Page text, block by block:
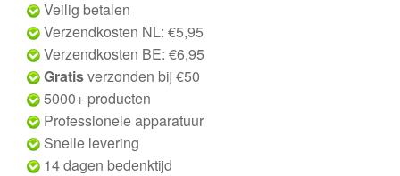
Veilig betalen
Verzendkosten NL: €5,95
Verzendkosten BE: €6,95
Gratisverzonden bij €50
5000+ producten
Professionele apparatuur
Snelle levering
14 dagen bedenktijd